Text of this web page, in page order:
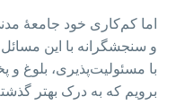
اما کم‌کاری خود جامعهٔ
و سنجشگرانه با این
با مسئولیت‌پذیری، بلوغ
برویم که به درک بهتر